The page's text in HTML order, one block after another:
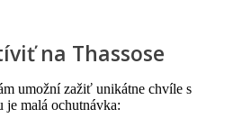
na Thassose
umožní zažiť unikátne chvíle s
je malá ochutnávka: